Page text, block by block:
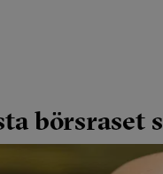
börsraset